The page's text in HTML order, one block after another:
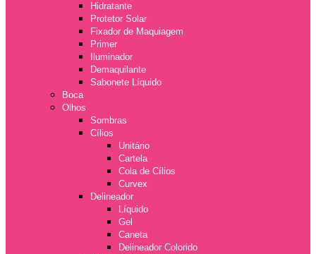
Hidratante
Protetor Solar
Fixador de Maquiagem
Primer
Iluminador
Demaquilante
Sabonete Líquido
Boca
Olhos
Sombras
Cílios
Unitário
Cartela
Cola de Cílios
Curvex
Delineador
Líquido
Gel
Caneta
Delineador Colorido